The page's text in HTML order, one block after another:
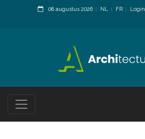
08 augustus 2026 NL FR
Login